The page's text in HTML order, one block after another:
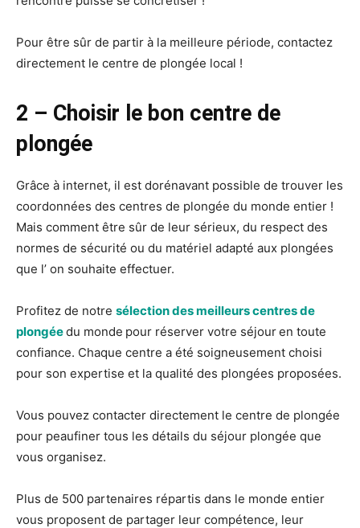
Pour être sûr de partir à la meilleure période, contactez
directement le centre de plongée local !
2 – Choisir le bon centre de
plongée
Grâce à internet, il est dorénavant possible de trouver les
coordonnées des centres de plongée du monde entier !
Mais comment être sûr de leur sérieux, du respect des
normes de sécurité ou du matériel adapté aux plongées
que l’ on souhaite effectuer.
Profitez de notre sélection des meilleurs centres de
plongéedu monde pour réserver votre séjouren toute
confiance. Chaque centre a été soigneusement choisi
pour son expertise et la qualité des plongées proposées.
Vous pouvez contacter directement le centre de plongée
pour peaufiner tous les détails du séjour plongée que
vous organisez.
Plus de 500 partenaires répartis dans le monde entier
vous proposent de partager leur compétence, leur